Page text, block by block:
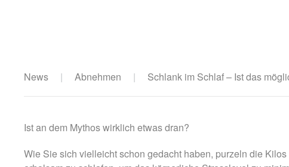
News Abnehmen Schlank im Schlaf – Ist das
Ist an dem Mythos wirklich etwas dran?
Wie Sie sich vielleicht schon gedacht haben, purzeln die